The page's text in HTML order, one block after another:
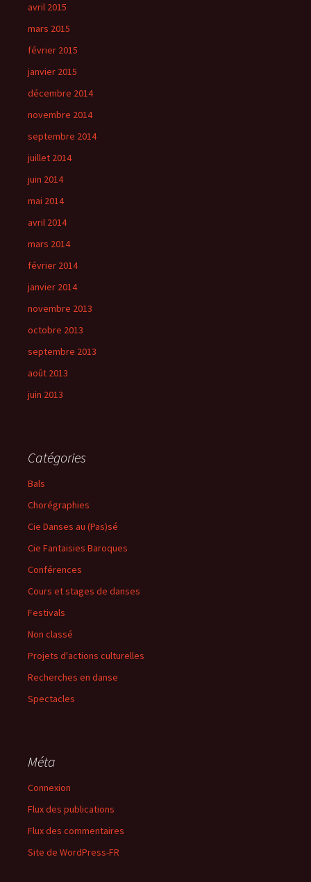
avril 2015
mars 2015
février 2015
janvier 2015
décembre 2014
novembre 2014
septembre 2014
juillet 2014
juin 2014
mai 2014
avril 2014
mars 2014
février 2014
janvier 2014
novembre 2013
octobre 2013
septembre 2013
août 2013
juin 2013
Catégories
Bals
Chorégraphies
Cie Danses au (Pas)sé
Cie Fantaisies Baroques
Conférences
Cours et stages de danses
Festivals
Non classé
Projets d'actions culturelles
Recherches en danse
Spectacles
Méta
Connexion
Flux des publications
Flux des commentaires
Site de WordPress-FR